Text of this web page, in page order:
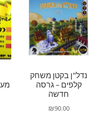
נדל"ן בקטן משחק
קלפים – גרסה
חדשה
₪90.00